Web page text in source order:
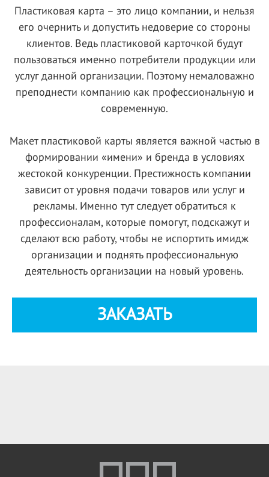
Пластиковая карта – это лицо компании, и нельзя
его очернить и допустить недоверие со стороны
клиентов. Ведь пластиковой карточкой будут
пользоваться именно потребители продукции или
услуг данной организации. Поэтому немаловажно
преподнести компанию как профессиональную и
современную.
Макет пластиковой карты является важной частью в
формировании «имени» и бренда в условиях
жестокой конкуренции. Престижность компании
зависит от уровня подачи товаров или услуг и
рекламы. Именно тут следует обратиться к
профессионалам, которые помогут, подскажут и
сделают всю работу, чтобы не испортить имидж
организации и поднять профессиональную
деятельность организации на новый уровень.
ЗАКАЗАТЬ